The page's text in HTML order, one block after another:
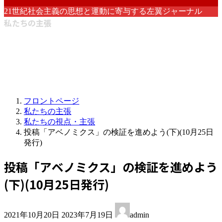
21世紀社会主義の思想と運動に寄与する左翼ジャーナル
私たちの主張
フロントページ
私たちの主張
私たちの視点・主張
投稿「アベノミクス」の検証を進めよう(下)(10月25日
発行)
投稿「アベノミクス」の検証を進めよう
(下)(10月25日発行)
2021年10月20日 終
2023年7月19日 admin